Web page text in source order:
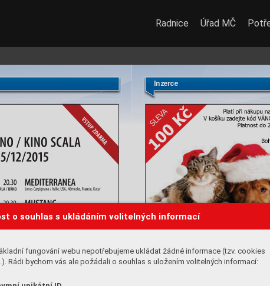
o souhlas s ukládáním volitelných informací
fungování webu nepotřebujeme ukládat žádné informace (tzv. cookies
Rádi bychom vás ale požádali o souhlas s uložením volitelných informací:
Inzerce
Radnice Úřad MČ